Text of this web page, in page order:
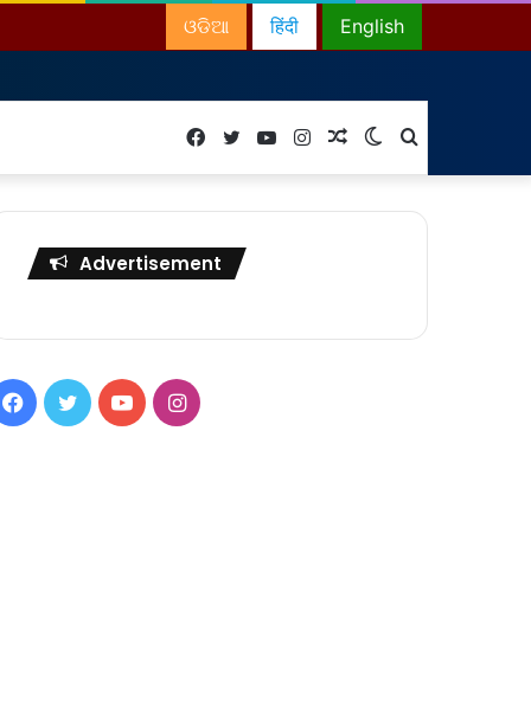
English
हिंदी
ଓଡିଆ
for
Switch
skin
Random
Article
Instagram
YouTube
Twitter
Facebook
Advertisement
Facebook
TwitterYouTubeInstagram